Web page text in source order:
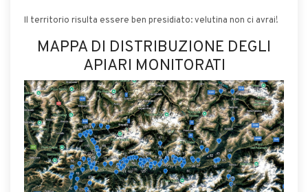
Il territorio risulta essere ben presidiato: velutina non ci avrai!
MAPPA DI DISTRIBUZIONE DEGLI
APIARI MONITORATI